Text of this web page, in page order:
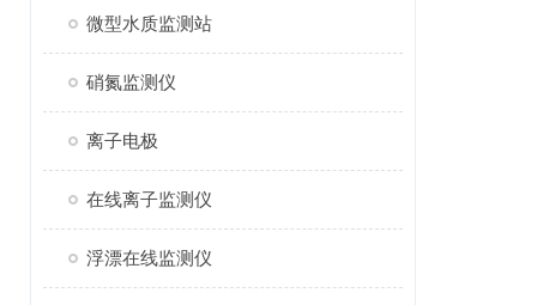
微型水质监测站
硝氮监测仪
离子电极
在线离子监测仪
浮漂在线监测仪